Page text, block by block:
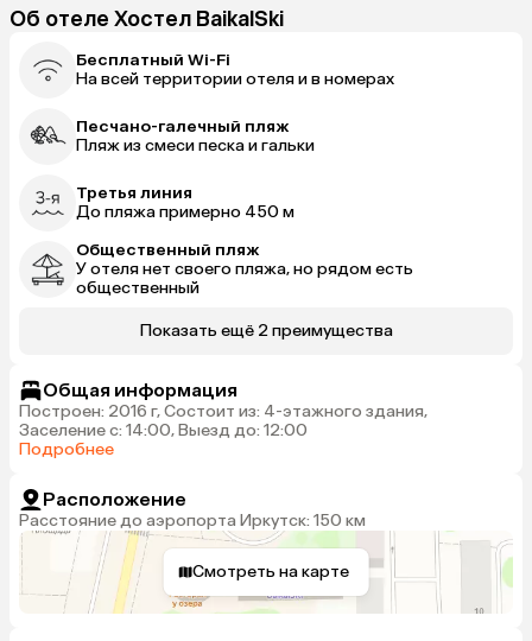
Об отеле Хостел BaikalSki
Бесплатный Wi-Fi
На всей территории отеля и в номерах
Песчано-галечный пляж
Пляж из смеси песка и гальки
Третья линия
До пляжа примерно 450 м
Общественный пляж
У отеля нет своего пляжа, но рядом есть
общественный
Показать ещё 2 преимущества
Общая информация
Построен: 2016 г, Состоит из: 4-этажного здания,
Заселение с: 14:00, Выезд до: 12:00
Подробнее
Расположение
Расстояние до аэропорта Иркутск: 150 км
Смотреть на карте